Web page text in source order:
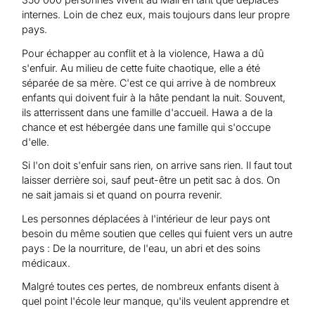
internes. Loin de chez eux, mais toujours dans leur propre
pays.
Pour échapper au conflit et à la violence, Hawa a dû
s'enfuir. Au milieu de cette fuite chaotique, elle a été
séparée de sa mère. C'est ce qui arrive à de nombreux
enfants qui doivent fuir à la hâte pendant la nuit. Souvent,
ils atterrissent dans une famille d'accueil. Hawa a de la
chance et est hébergée dans une famille qui s'occupe
d'elle.
Si l'on doit s'enfuir sans rien, on arrive sans rien. Il faut tout
laisser derrière soi, sauf peut-être un petit sac à dos. On
ne sait jamais si et quand on pourra revenir.
Les personnes déplacées à l'intérieur de leur pays ont
besoin du même soutien que celles qui fuient vers un autre
pays : De la nourriture, de l'eau, un abri et des soins
médicaux.
Malgré toutes ces pertes, de nombreux enfants disent à
quel point l'école leur manque, qu'ils veulent apprendre et